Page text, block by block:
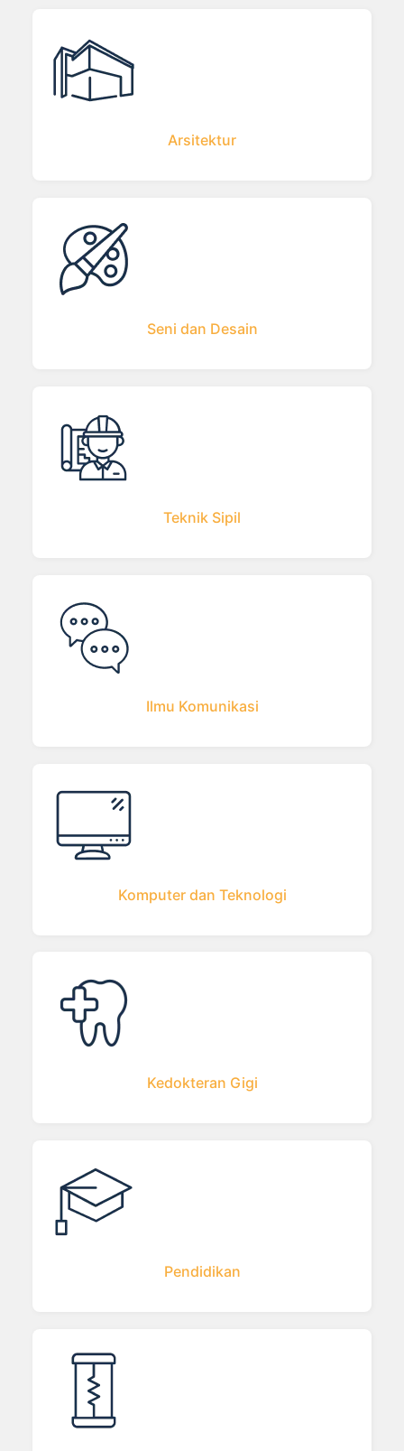
Arsitektur
Seni dan Desain
Teknik Sipil
Ilmu Komunikasi
Komputer dan Teknologi
Kedokteran Gigi
Pendidikan